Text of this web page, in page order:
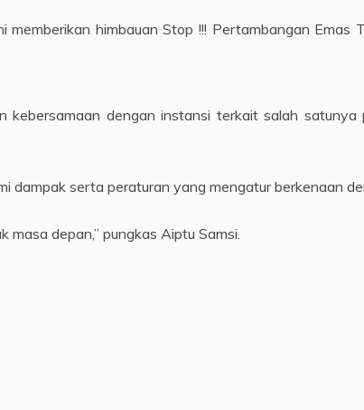
himbauan Stop !!! Pertambangan Emas
kebersamaan dengan instansi terkait salah satunya
dampak serta peraturan yang mengatur berkenaan
masa depan,” pungkas Aiptu Samsi.